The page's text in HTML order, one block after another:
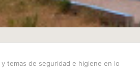
temas de seguridad e higiene en lo